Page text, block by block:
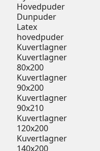
Hovedpuder
Dunpuder
Latex
hovedpuder
Kuvertlagner
Kuvertlagner
80x200
Kuvertlagner
90x200
Kuvertlagner
90x210
Kuvertlagner
120x200
Kuvertlagner
140x200